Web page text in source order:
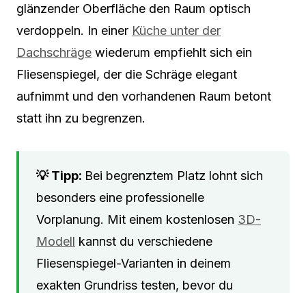
glänzender Oberfläche den Raum optisch
verdoppeln. In einer Küche unter der
Dachschräge wiederum empfiehlt sich ein
Fliesenspiegel, der die Schräge elegant
aufnimmt und den vorhandenen Raum betont
statt ihn zu begrenzen.
Bei begrenztem Platz lohnt sich
besonders eine professionelle
Vorplanung. Mit einem kostenlosen 3D-
Modell kannst du verschiedene
Fliesenspiegel-Varianten in deinem
exakten Grundriss testen, bevor du